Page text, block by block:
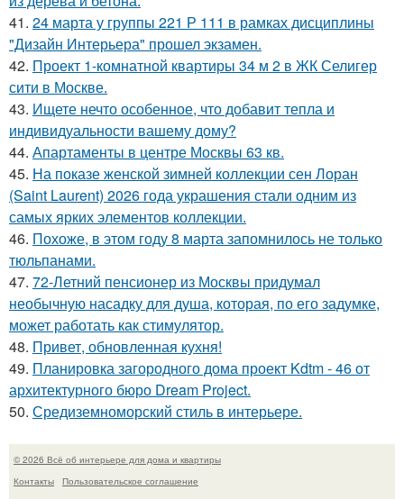
41. 24 марта у группы 221 Р 111 в рамках дисциплины
"Дизайн Интерьера" прошел экзамен.
42. Проект 1-комнатной квартиры 34 м 2 в ЖК Селигер
сити в Москве.
43. Ищете нечто особенное, что добавит тепла и
индивидуальности вашему дому?
44. Апартаменты в центре Москвы 63 кв.
45. На показе женской зимней коллекции сен Лоран
(Saint Laurent) 2026 года украшения стали одним из
самых ярких элементов коллекции.
46. Похоже, в этом году 8 марта запомнилось не только
тюльпанами.
47. 72-Летний пенсионер из Москвы придумал
необычную насадку для душа, которая, по его задумке,
может работать как стимулятор.
48. Привет, обновленная кухня!
49. Планировка загородного дома проект Kdtm - 46 от
архитектурного бюро Dream Project.
50. Средиземноморский стиль в интерьере.
© 2026 Всё об интерьере для дома и квартиры
Контакты
Пользовательское соглашение